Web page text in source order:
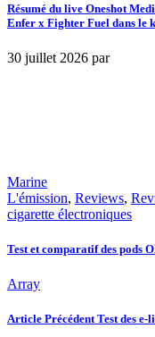
Résumé du live Oneshot
Enfer x Fighter Fuel dans le
30 juillet 2026 par
Marine
L'émission, Reviews,
cigarette électroniques
Test et comparatif des pods
Array
Article PrécédentTest des